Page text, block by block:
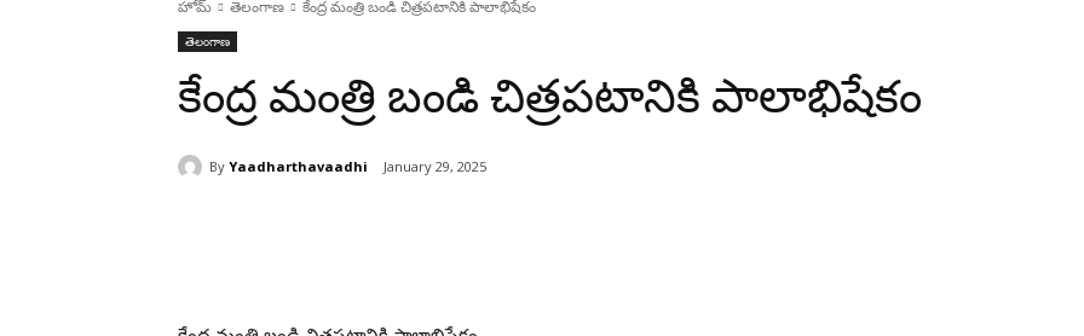
హోమ్ తెలంగాణ కేంద్ర మంత్రి బండి చిత్రపటానికి పాలాభిషేకం
తెలంగాణ
కేంద్ర మంత్రి బండి చిత్రపటానికి పాలాభిషేకం
By Yaadharthavaadhi January 29, 2025